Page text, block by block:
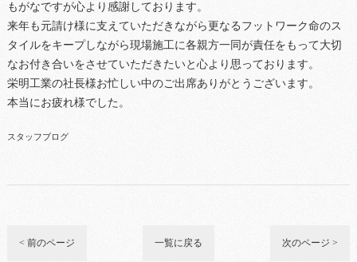
もがなですが心より感謝しております。
来年も元請け様に支えていただきながら更なるフットワーク命のス
タイルをキープしながら現場施工に各親方一同が責任をもって大切
なお付き合いをさせていただきたいと心より思っております。
栄明工業の社長様お忙しい中のご出席ありがとうございます。
本当にお疲れ様でした。
スタッフブログ
< 前のページ 一覧に戻る 次のページ >